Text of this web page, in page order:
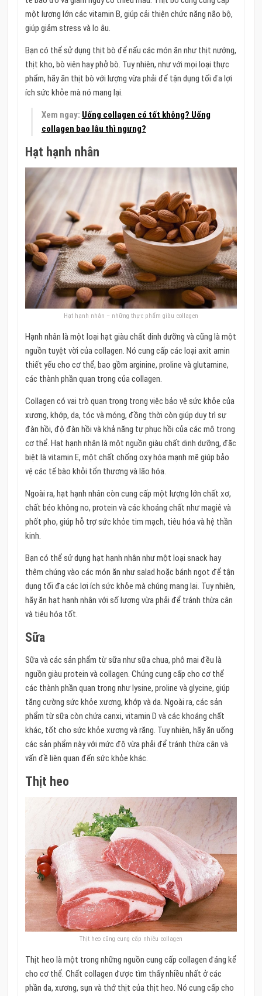
một lượng lớn các vitamin B, giúp cải thiện chức năng não bộ,
giúp giảm stress và lo âu.
Bạn có thể sử dụng thịt bò để nấu các món ăn như thịt nướng,
thịt kho, bò viên hay phở bò. Tuy nhiên, như với mọi loại thực
phẩm, hãy ăn thịt bò với lượng vừa phải để tận dụng tối đa lợi
ích sức khỏe mà nó mang lại.
Xem ngay: Uống collagen có tốt không? Uống
collagen bao lâu thì ngưng?
Hạt hạnh nhân
Hạt hạnh nhân – những thực phẩm giàu collagen
Hạnh nhân là một loại hạt giàu chất dinh dưỡng và cũng là một
nguồn tuyệt vời của collagen. Nó cung cấp các loại axit amin
thiết yếu cho cơ thể, bao gồm arginine, proline và glutamine,
các thành phần quan trọng của collagen.
Collagen có vai trò quan trọng trong việc bảo vệ sức khỏe của
xương, khớp, da, tóc và móng, đồng thời còn giúp duy trì sự
đàn hồi, độ đàn hồi và khả năng tự phục hồi của các mô trong
cơ thể. Hạt hạnh nhân là một nguồn giàu chất dinh dưỡng, đặc
biệt là vitamin E, một chất chống oxy hóa mạnh mẽ giúp bảo
vệ các tế bào khỏi tổn thương và lão hóa.
Ngoài ra, hạt hạnh nhân còn cung cấp một lượng lớn chất xơ,
chất béo không no, protein và các khoáng chất như magiê và
phốt pho, giúp hỗ trợ sức khỏe tim mạch, tiêu hóa và hệ thần
kinh.
Bạn có thể sử dụng hạt hạnh nhân như một loại snack hay
thêm chúng vào các món ăn như salad hoặc bánh ngọt để tận
dụng tối đa các lợi ích sức khỏe mà chúng mang lại. Tuy nhiên,
hãy ăn hạt hạnh nhân với số lượng vừa phải để tránh thừa cân
và tiêu hóa tốt.
Sữa
Sữa và các sản phẩm từ sữa như sữa chua, phô mai đều là
nguồn giàu protein và collagen. Chúng cung cấp cho cơ thể
các thành phần quan trọng như lysine, proline và glycine, giúp
tăng cường sức khỏe xương, khớp và da. Ngoài ra, các sản
phẩm từ sữa còn chứa canxi, vitamin D và các khoáng chất
khác, tốt cho sức khỏe xương và răng. Tuy nhiên, hãy ăn uống
các sản phẩm này với mức độ vừa phải để tránh thừa cân và
vấn đề liên quan đến sức khỏe khác.
Thịt heo
Thịt heo cũng cung cấp nhiều collagen
Thịt heo là một trong những nguồn cung cấp collagen đáng kể
cho cơ thể. Chất collagen được tìm thấy nhiều nhất ở các
phần da, xương, sụn và thớ thịt của thịt heo. Nó cung cấp cho